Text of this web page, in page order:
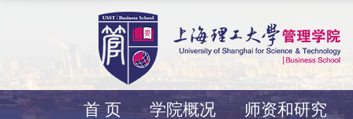
首 页 学院概况 师资和研究